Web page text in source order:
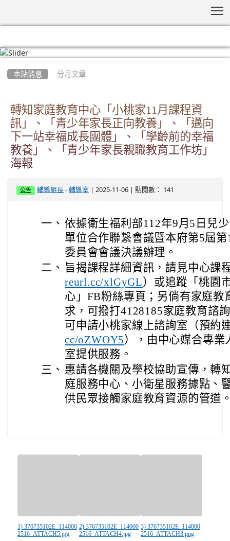
本站消息 分月文章
轉知家庭教育中心「小桃家11月課程資
訊」、「青少年家長正向教養」、「邁向
下一站幸福成長團體」、「學齡前的幸福
教養」、「青少年家長親職教育工作坊」
海報
公告 輔導組長 -輔導室 | 2025-11-06 | 點閱數： 141
一、 依據衛生福利部112年9月5日兒
單位合作聯繫會議暨本府第5屆
委員會會議決議辦理。
二、 旨揭課程詳細資訊，請見中心課
reurl.cc/xlGyGL）或追蹤「桃園
心」FB粉絲專頁；另倘有家庭教
求，可撥打4128185家庭教育諮
可申請小桃家線上諮詢室（預約
cc/oZWOY5），由中心媒合專業
室提供服務。
三、 惠請各機關及學校協助宣傳，轉
庭服務中心、小衛星服務據點、
供民眾接觸家庭教育資源的管道
1) 376735102E_114000
2516_ATTACH5.jpg
2) 376735102E_114000
2516_ATTACH4.jpg
3) 376735102E_114000
2516_ATTACH3.png